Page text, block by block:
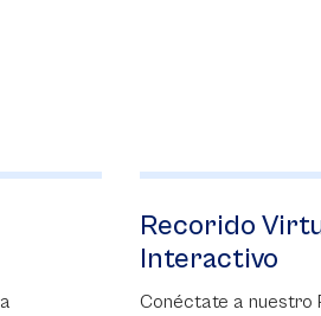
Recorido Virtual
Interactivo
Conéctate a nuestro Recorrido